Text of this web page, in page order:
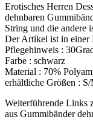
Erotisches Herren
dehnbaren
String und die andere
Der Artikel ist in einer
Pflegehinweis :
Farbe : schwarz
Material : 70%
erhältliche Größen :
Weiterführende Links
aus Gummibänder